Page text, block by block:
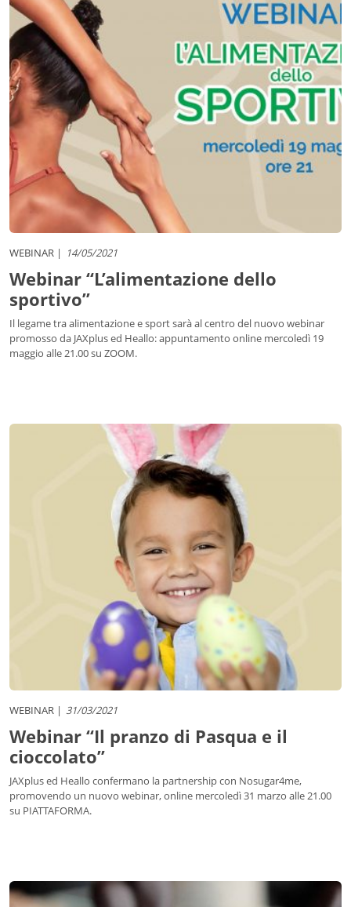
WEBINAR 14/05/2021
Webinar “L’alimentazione dello
sportivo”
Il legame tra alimentazione e sport sarà al centro del nuovo webinar
promosso da JAXplus ed Heallo: appuntamento online mercoledì 19
maggio alle 21.00 su ZOOM.
WEBINAR 31/03/2021
Webinar “Il pranzo di Pasqua e il
cioccolato”
JAXplus ed Heallo confermano la partnership con Nosugar4me,
promovendo un nuovo webinar, online mercoledì 31 marzo alle 21.00
su PIATTAFORMA.